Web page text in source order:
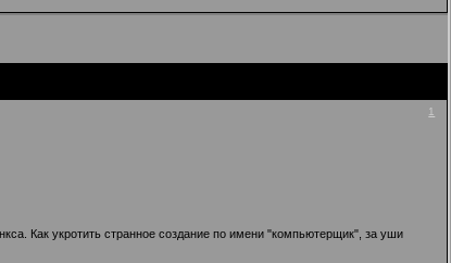
1
Как укротить странное создание по имени "компьютерщик", за уши